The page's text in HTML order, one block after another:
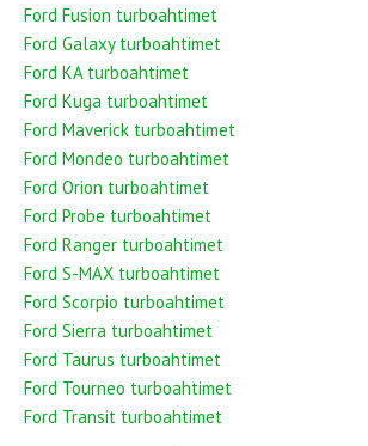
Ford Fusion turboahtimet
Ford Galaxy turboahtimet
Ford KA turboahtimet
Ford Kuga turboahtimet
Ford Maverick turboahtimet
Ford Mondeo turboahtimet
Ford Orion turboahtimet
Ford Probe turboahtimet
Ford Ranger turboahtimet
Ford S-MAX turboahtimet
Ford Scorpio turboahtimet
Ford Sierra turboahtimet
Ford Taurus turboahtimet
Ford Tourneo turboahtimet
Ford Transit turboahtimet